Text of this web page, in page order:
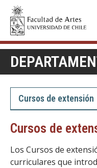
Cursos de extensión
Cursos de
Los Cursos de
curriculares que